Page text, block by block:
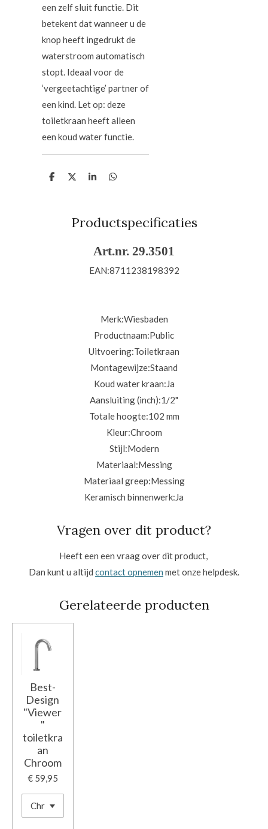
een zelf sluit functie. Dit
betekent dat wanneer u de
knop heeft ingedrukt de
waterstroom automatisch
stopt. Ideaal voor de
‘vergeetachtige’ partner of
een kind. Let op: deze
toiletkraan heeft alleen
een koud water functie.
D
D
S
D
Productspecificaties
Art.nr. 29.3501
EAN:8711238198392
Merk:Wiesbaden
Productnaam:Public
Uitvoering:Toiletkraan
Montagewijze:Staand
Koud water kraan:Ja
Aansluiting (inch):1/2"
Totale hoogte:102 mm
Kleur:Chroom
Stijl:Modern
Materiaal:Messing
Materiaal greep:Messing
Keramisch binnenwerk:Ja
Vragen over dit product?
Heeft een een vraag over dit product,
Dan kunt u altijd contact opnemen met onze helpdesk.
Gerelateerde producten
Best-
Design
"Viewer
"
toiletkra
an
Chroom
€ 59,95